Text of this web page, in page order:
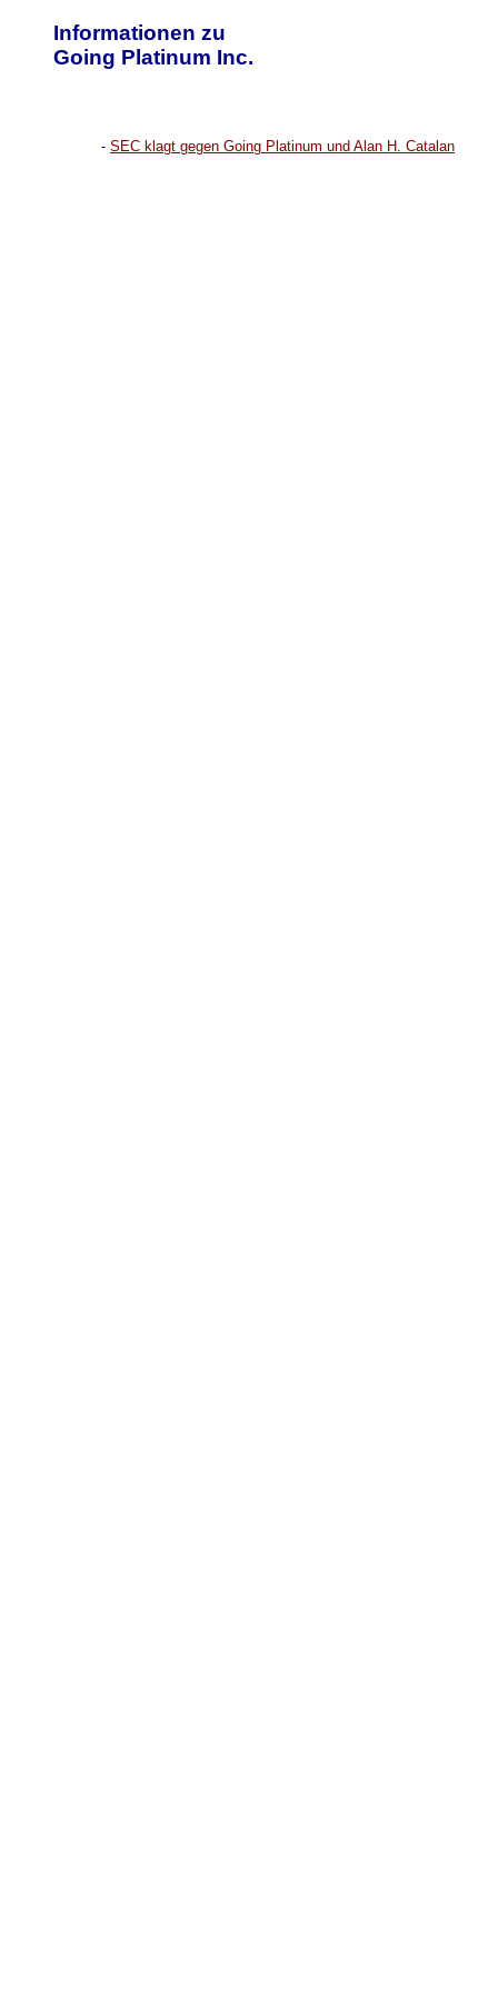
Informationen zu
Going Platinum Inc.
- SEC klagt gegen Going Platinum und Alan H. Catalan